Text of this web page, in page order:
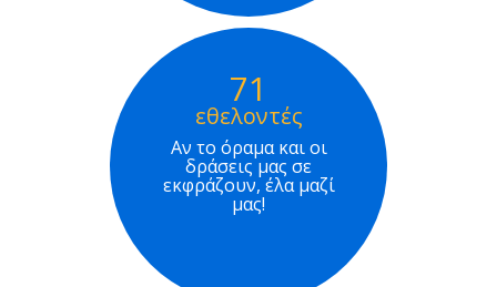
71
εθελοντές
Αν το όραμα και οι
δράσεις μας σε
εκφράζουν, έλα μαζί
μας!